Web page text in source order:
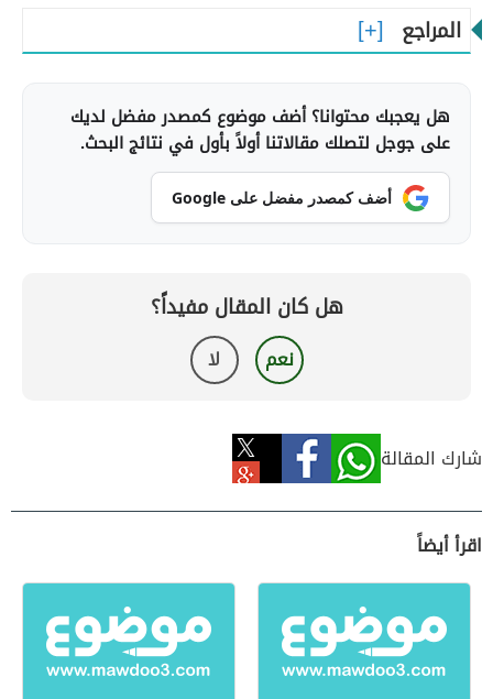
المراجع
هل يعجبك محتوانا؟ أضف موضوع كمصدر مفضل لديك
على جوجل لتصلك مقالاتنا أولاً بأول في نتائج البحث.
أضف كمصدر مفضل على Google
هل كان المقال مفيداً؟
نعم لا
شارك المقالة
اقرأ أيضاً